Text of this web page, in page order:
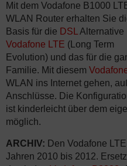
Mit dem Vodafone B1000
WLAN Router erhalten Sie
Basis für die DSL
Alternative
Vodafone LTE (Long Term
Evolution) und das für die
Familie. Mit diesem
WLAN ins Internet gehen,
Anschlüsse. Die
ist kinderleicht über dem
möglich.
ARCHIV: Den Vodafone
Jahren 2010 bis 2012.